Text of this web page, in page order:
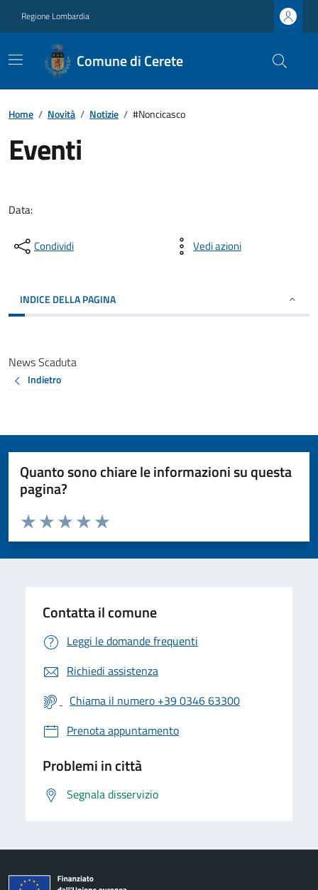
Regione Lombardia
Comune di Cerete
Home / Novità / Notizie / #Noncicasco
Eventi
Data:
Condividi Vedi azioni
INDICE DELLA PAGINA
News Scaduta
Indietro
Quanto sono chiare le informazioni su questa
pagina?
Valuta da 1 a 5 stelle la pagina
Valuta 5 stelle su 5
Valuta 4 stelle su 5
Valuta 3 stelle su 5
Valuta 2 stelle su 5
Valuta 1 stelle su 5
Contatta il comune
Leggi le domande frequenti
Richiedi assistenza
Chiama il numero +39 0346 63300
Prenota appuntamento
Problemi in città
Segnala disservizio